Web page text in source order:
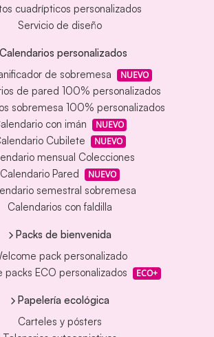
cuadrípticos personalizados
Servicio de diseño
Calendarios personalizados
de sobremesa
NUEVO
de pared 100% personalizados
sobremesa 100% personalizados
con imán
NUEVO
Cubilete NUEVO
mensual Colecciones
Calendario Pared
NUEVO
semestral sobremesa
Calendarios con faldilla
Packs de bienvenida
pack personalizado
packs ECO personalizados
ECO+
Papelería ecológica
Carteles y pósters